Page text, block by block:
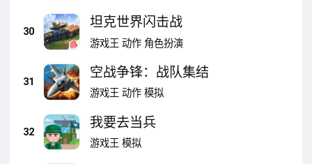
30
坦克世界闪击战
游戏王 动作 角色扮演
31
空战争锋：战队集结
游戏王 动作 模拟
32
我要去当兵
游戏王 模拟